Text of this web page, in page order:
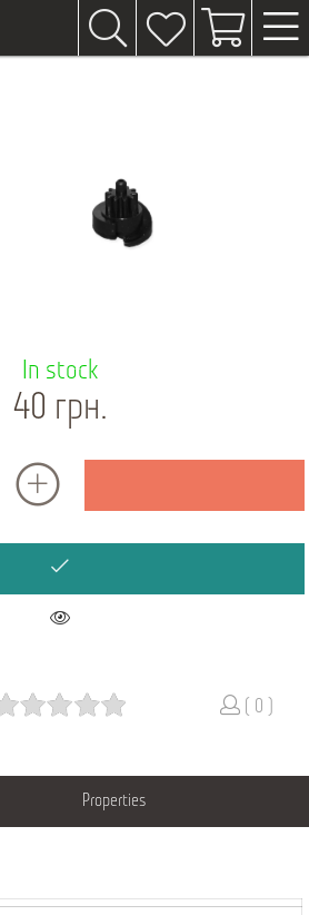
In stock
40 грн.
( 0 )
Properties